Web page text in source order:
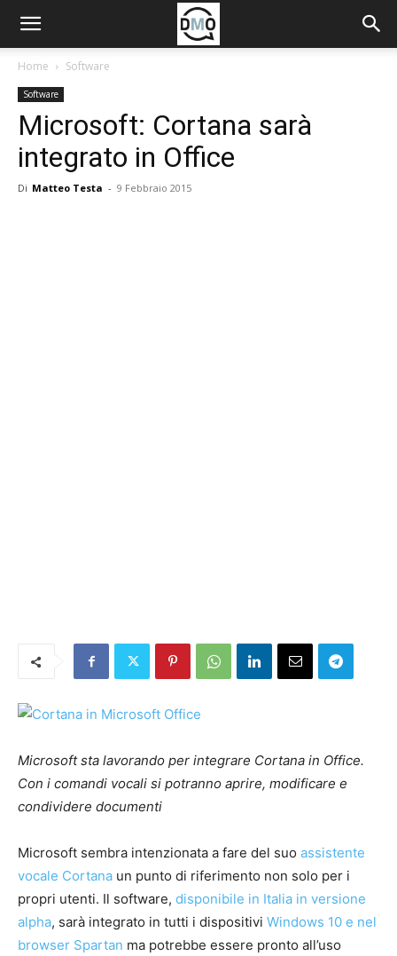
Home Software
Software
Microsoft: Cortana sarà
integrato in Office
Di Matteo Testa - 9 Febbraio 2015
Microsoft sta lavorando per integrare Cortana in Office.
Con i comandi vocali si potranno aprire, modificare e
condividere documenti
Microsoft sembra intenzionata a fare del suo assistente
vocale Cortana un punto di riferimento non solo per i
propri utenti. Il software, disponibile in Italia in versione
alpha, sarà integrato in tutti i dispositivi Windows 10 e nel
browser Spartan ma potrebbe essere pronto all’uso